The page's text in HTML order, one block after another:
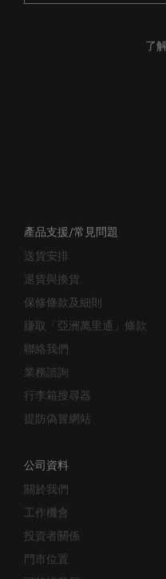
送貨安排
退貨與換貨
保修條款及細則
賺取「亞洲萬里通」條款
聯絡我們
業務諮詢
行李箱搜尋器
提防偽冒網站
關於我們
工作機會
投資者關係
門市位置
可持續發展